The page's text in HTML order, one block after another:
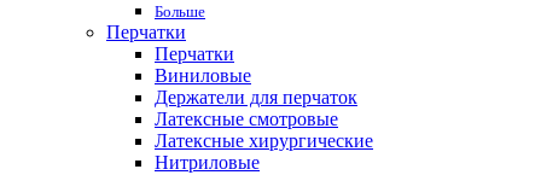
Больше
Перчатки
Перчатки
Виниловые
Держатели для перчаток
Латексные смотровые
Латексные хирургические
Нитриловые